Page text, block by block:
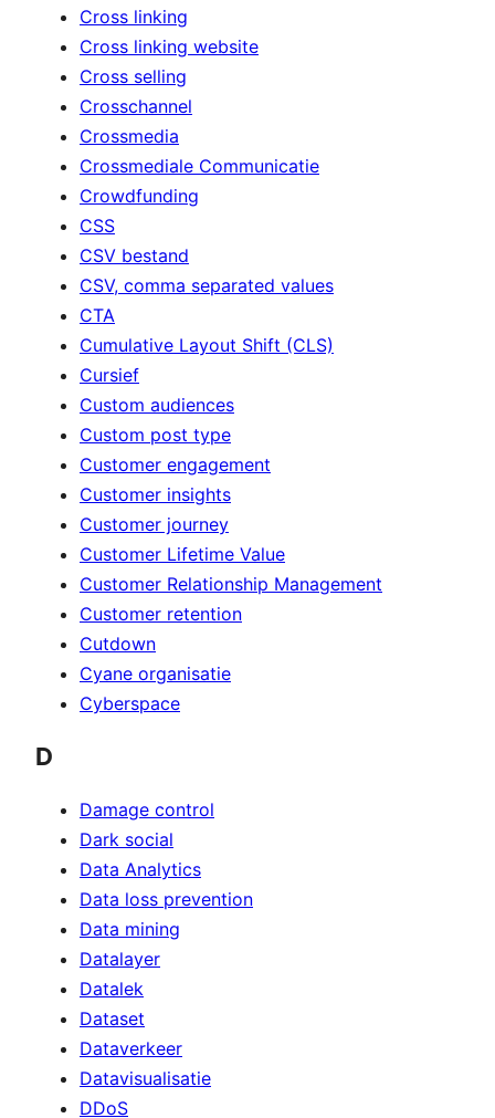
Cross linking
Cross linking website
Cross selling
Crosschannel
Crossmedia
Crossmediale Communicatie
Crowdfunding
CSS
CSV bestand
CSV, comma separated values
CTA
Cumulative Layout Shift (CLS)
Cursief
Custom audiences
Custom post type
Customer engagement
Customer insights
Customer journey
Customer Lifetime Value
Customer Relationship Management
Customer retention
Cutdown
Cyane organisatie
Cyberspace
D
Damage control
Dark social
Data Analytics
Data loss prevention
Data mining
Datalayer
Datalek
Dataset
Dataverkeer
Datavisualisatie
DDoS